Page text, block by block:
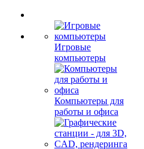
Игровые
компьютеры
Компьютеры для
работы и офиса